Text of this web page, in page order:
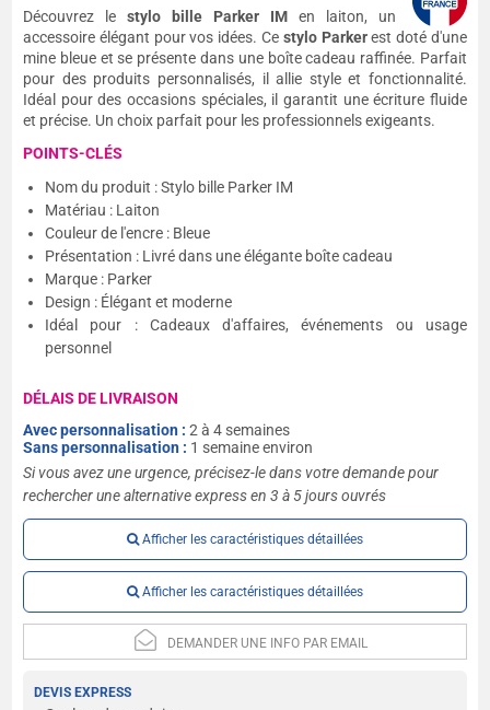
Découvrez lestylo bille Parker IMen laiton, un
accessoire élégant pour vos idées. Ce stylo Parkerest doté d'une
mine bleue et se présente dans une boîte cadeau raffinée. Parfait
pour des produits personnalisés, il allie style et fonctionnalité.
Idéal pour des occasions spéciales, il garantit une écriture fluide
et précise. Un choix parfait pour les professionnels exigeants.
POINTS-CLÉS
Nom du produit : Stylo bille Parker IM
Matériau : Laiton
Couleur de l'encre : Bleue
Présentation : Livré dans une élégante boîte cadeau
Marque : Parker
Design : Élégant et moderne
Idéal pour : Cadeaux d'affaires, événements ou usage
personnel
DÉLAIS DE LIVRAISON
Avec personnalisation :2 à 4 semaines
Sans personnalisation : 1 semaine environ
Si vous avez une urgence, précisez-le dans votre demande pour
rechercher une alternative express en 3 à 5 jours ouvrés
Afficher les caractéristiques détaillées
Afficher les caractéristiques détaillées
DEMANDER UNE INFO PAR EMAIL
DEVIS EXPRESS